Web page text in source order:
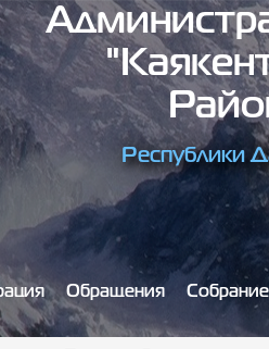
Республики
Обращения